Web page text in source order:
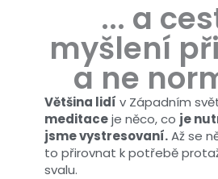
... a
myšlení
a ne
Většina lidí v Západním
meditaceje něco, co je
jsme vystresovaní.Až se
to přirovnat k potřebě
svalu.